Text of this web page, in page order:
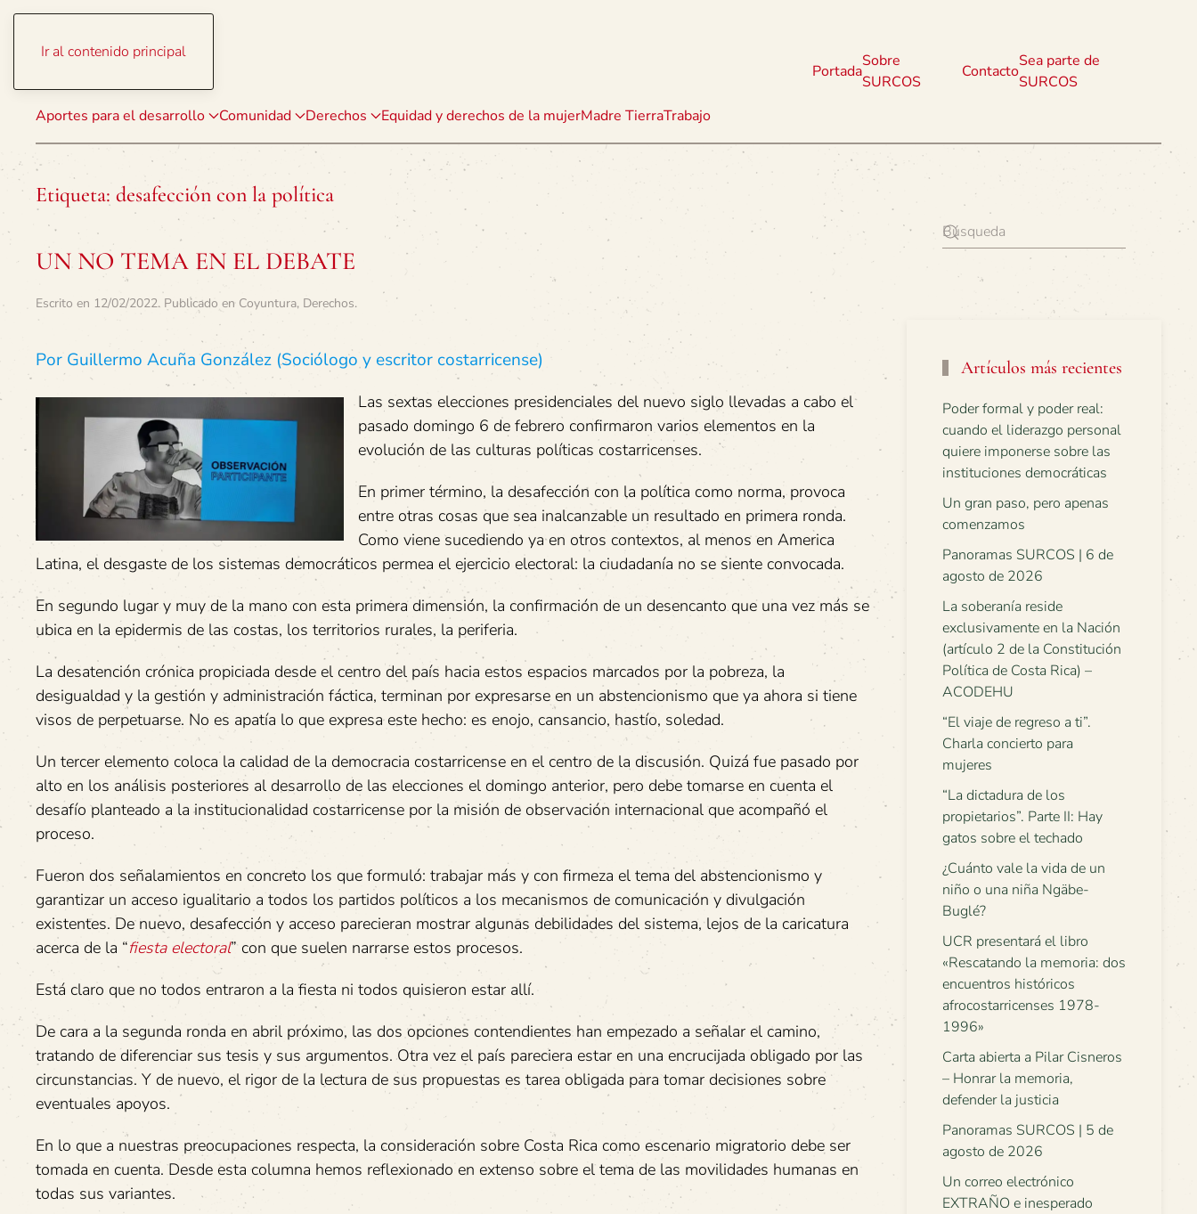
Ir al contenido principal
Aportes para el desarrollo Comunidad Derechos Equidad y derechos de la mujerMadre TierraTrabajo
Portada
Sobre
SURCOS
Contacto
Sea parte de
SURCOS
Etiqueta: desafección con la política
UN NO TEMA EN EL DEBATE
Escrito en 12/02/2022. Publicado en Coyuntura, Derechos.
Por Guillermo Acuña González (Sociólogo y escritor costarricense)
Las sextas elecciones presidenciales del nuevo siglo llevadas a cabo el
pasado domingo 6 de febrero confirmaron varios elementos en la
evolución de las culturas políticas costarricenses.
En primer término, la desafección con la política como norma, provoca
entre otras cosas que sea inalcanzable un resultado en primera ronda.
Como viene sucediendo ya en otros contextos, al menos en America
Latina, el desgaste de los sistemas democráticos permea el ejercicio electoral: la ciudadanía no se siente convocada.
En segundo lugar y muy de la mano con esta primera dimensión, la confirmación de un desencanto que una vez más se
ubica en la epidermis de las costas, los territorios rurales, la periferia.
La desatención crónica propiciada desde el centro del país hacia estos espacios marcados por la pobreza, la
desigualdad y la gestión y administración fáctica, terminan por expresarse en un abstencionismo que ya ahora si tiene
visos de perpetuarse. No es apatía lo que expresa este hecho: es enojo, cansancio, hastío, soledad.
Un tercer elemento coloca la calidad de la democracia costarricense en el centro de la discusión. Quizá fue pasado por
alto en los análisis posteriores al desarrollo de las elecciones el domingo anterior, pero debe tomarse en cuenta el
desafío planteado a la institucionalidad costarricense por la misión de observación internacional que acompañó el
proceso.
Fueron dos señalamientos en concreto los que formuló: trabajar más y con firmeza el tema del abstencionismo y
garantizar un acceso igualitario a todos los partidos políticos a los mecanismos de comunicación y divulgación
existentes. De nuevo, desafección y acceso parecieran mostrar algunas debilidades del sistema, lejos de la caricatura
acerca de la “fiesta electoral” con que suelen narrarse estos procesos.
Está claro que no todos entraron a la fiesta ni todos quisieron estar allí.
De cara a la segunda ronda en abril próximo, las dos opciones contendientes han empezado a señalar el camino,
tratando de diferenciar sus tesis y sus argumentos. Otra vez el país pareciera estar en una encrucijada obligado por las
circunstancias. Y de nuevo, el rigor de la lectura de sus propuestas es tarea obligada para tomar decisiones sobre
eventuales apoyos.
En lo que a nuestras preocupaciones respecta, la consideración sobre Costa Rica como escenario migratorio debe ser
tomada en cuenta. Desde esta columna hemos reflexionado en extenso sobre el tema de las movilidades humanas en
todas sus variantes.
Artículos más recientes
Poder formal y poder real:
cuando el liderazgo personal
quiere imponerse sobre las
instituciones democráticas
Un gran paso, pero apenas
comenzamos
Panoramas SURCOS | 6 de
agosto de 2026
La soberanía reside
exclusivamente en la Nación
(artículo 2 de la Constitución
Política de Costa Rica) –
ACODEHU
“El viaje de regreso a ti”.
Charla concierto para
mujeres
“La dictadura de los
propietarios”. Parte II: Hay
gatos sobre el techado
¿Cuánto vale la vida de un
niño o una niña Ngäbe-
Buglé?
UCR presentará el libro
«Rescatando la memoria: dos
encuentros históricos
afrocostarricenses 1978-
1996»
Carta abierta a Pilar Cisneros
– Honrar la memoria,
defender la justicia
Panoramas SURCOS | 5 de
agosto de 2026
Un correo electrónico
EXTRAÑO e inesperado